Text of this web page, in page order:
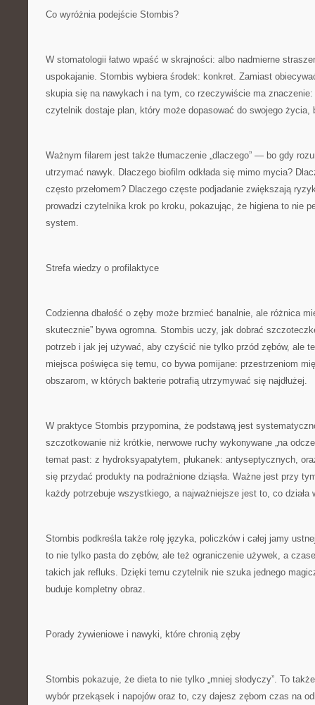
Co wyróżnia podejście Stombis?
W stomatologii łatwo wpaść w skrajności: albo nadmierne
uspokajanie. Stombis wybiera środek: konkret. Zamiast
skupia się na nawykach i na tym, co rzeczywiście ma
czytelnik dostaje plan, który może dopasować do swojego życia,
Ważnym filarem jest także tłumaczenie „dlaczego” — bo gdy
utrzymać nawyk. Dlaczego biofilm odkłada się mimo mycia?
często przełomem? Dlaczego częste podjadanie zwiększają
prowadzi czytelnika krok po kroku, pokazując, że higiena to nie
system.
Strefa wiedzy o profilaktyce
Codzienna dbałość o zęby może brzmieć banalnie, ale różnica
skutecznie” bywa ogromna. Stombis uczy, jak dobrać
potrzeb i jak jej używać, aby czyścić nie tylko przód zębów, ale
miejsca poświęca się temu, co bywa pomijane: przestrzeniom
obszarom, w których bakterie potrafią utrzymywać się najdłużej.
W praktyce Stombis przypomina, że podstawą jest
szczotkowanie niż krótkie, nerwowe ruchy wykonywane „na
temat past: z hydroksyapatytem, płukanek: antyseptycznych,
się przydać produkty na podrażnione dziąsła. Ważne jest przy
każdy potrzebuje wszystkiego, a najważniejsze jest to, co działa
Stombis podkreśla także rolę języka, policzków i całej jamy
to nie tylko pasta do zębów, ale też ograniczenie używek, a
takich jak refluks. Dzięki temu czytelnik nie szuka jednego
buduje kompletny obraz.
Porady żywieniowe i nawyki, które chronią zęby
Stombis pokazuje, że dieta to nie tylko „mniej słodyczy”. To
wybór przekąsek i napojów oraz to, czy dajesz zębom czas na